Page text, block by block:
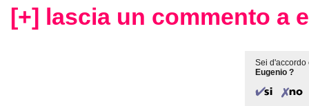
[+] lascia un commento a
Sei d'accordo
Eugenio ?